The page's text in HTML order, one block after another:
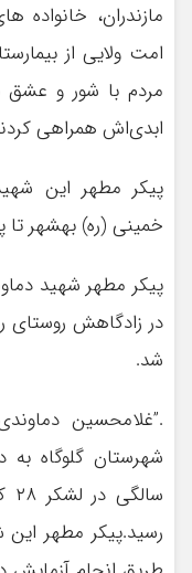
مازندران، خانواده
امت ولایی از
مردم با شور و عشق
ابدی‌اش همراهی
پیکر مطهر این شهید
خمینی (ره) بهشهر
پیکر مطهر شهید
در زادگاهش روستای
شد.